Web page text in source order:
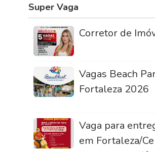
Super Vaga
Corretor de
Vagas Beach
Fortaleza 2026
Vaga para
em Fortaleza/